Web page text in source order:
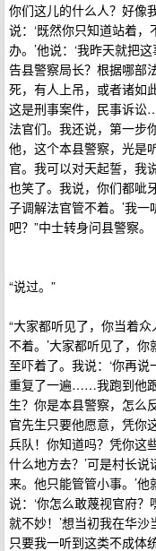
你们这儿的什么人？好像
说：‘既然你只知道站着
办。’他说：‘我昨天就把
告县警察局长？根据哪部
死，有人上吊，或者诸如
这是刑事案件，民事诉
法官们。我还说，第一步
他，这个本县警察，光是
官。我可以对天起誓，我
也笑了。我说，你们都呲
子调解法官管不着。’我
吧？”中士转身问县警察。
“说过。”
“大家都听见了，你当着
不着。’大家都听见了，
至吓着了。我说：‘你再
重复了一遍……我跑到他
生？你是本县警察，怎么
官先生只要他愿意，凭你
兵队！你知道吗？凭你这
什么地方去？’可是村长
来。他只能管管小事。’
说：‘你怎么敢蔑视官府
就不妙！’想当初我在华沙
只要我一听到这类不成体